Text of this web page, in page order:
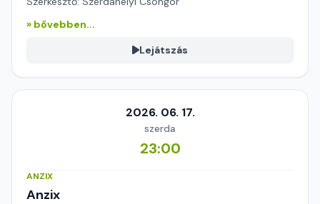
» bővebben...
Lejátszás
2026. 06. 17.
szerda
23:00
ANZIX
Anzix